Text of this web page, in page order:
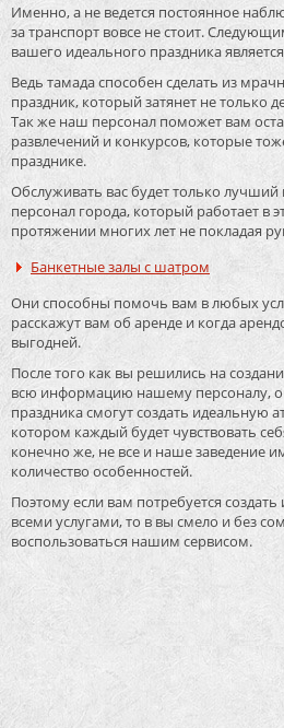
Именно, а не ведется постоянное
за транспорт вовсе не стоит.
вашего идеального праздника
Ведь тамада способен сделать из
праздник, который затянет не только
Так же наш персонал поможет вам
развлечений и конкурсов, которые
празднике.
Обслуживать вас будет только
персонал города, который работает в
протяжении многих лет не покладая
Банкетные залы с шатром
Они способны помочь вам в любых
расскажут вам об аренде и когда
выгодней.
После того как вы решились на
всю информацию нашему персоналу,
праздника смогут создать идеальную
котором каждый будет чувствовать
конечно же, не все и наше заведение
количество особенностей.
Поэтому если вам потребуется
всеми услугами, то в вы смело и без
воспользоваться нашим сервисом.